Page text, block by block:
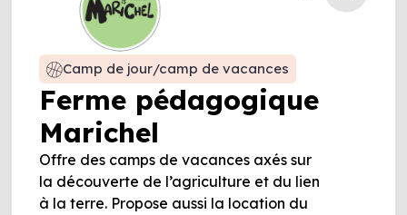
Ferme pédagogique
Marichel
Camp de jour/camp de vacances
Offre des camps de vacances axés sur
la découverte de l’agriculture et du lien
à la terre. Propose aussi la location du